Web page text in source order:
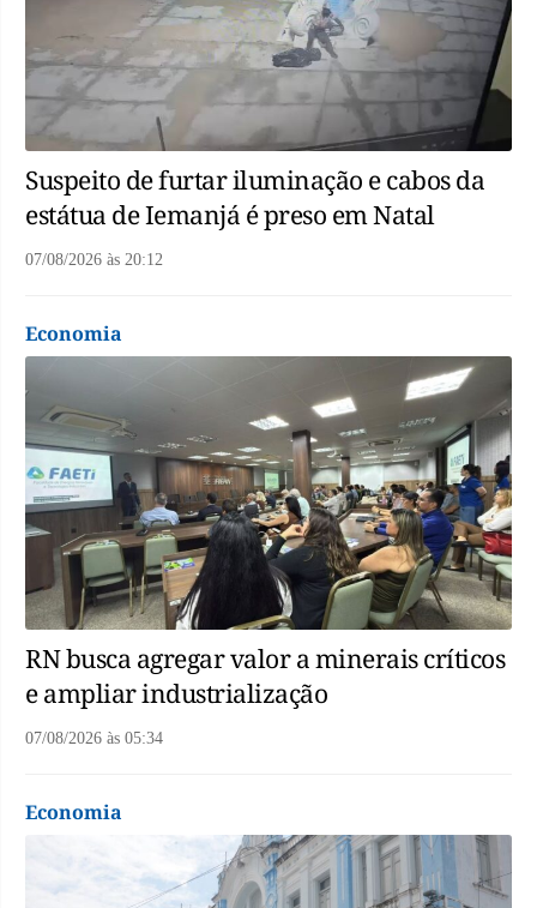
Suspeito de furtar iluminação e cabos da
estátua de Iemanjá é preso em Natal
07/08/2026 às 20:12
Economia
RN busca agregar valor a minerais críticos
e ampliar industrialização
07/08/2026 às 05:34
Economia